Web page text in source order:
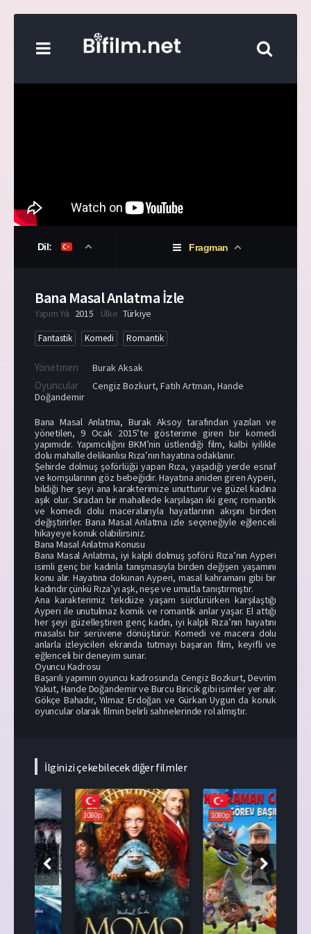
Dil: Fragman
Bana Masal Anlatma İzle
Yapım Yılı 2015 Ülke Türkiye
Fantastik Komedi Romantik
Yönetmen Burak Aksak
Oyuncular Cengiz Bozkurt, Fatih Artman, Hande
Doğandemir
Bana Masal Anlatma, Burak Aksoy tarafından yazılan ve
yönetilen, 9 Ocak 2015’te gösterime giren bir komedi
yapımıdır. Yapımcılığını BKM’nin üstlendiği film, kalbi iyilikle
dolu mahalle delikanlısı Rıza’nın hayatına odaklanır.
Şehirde dolmuş şoförlüğü yapan Rıza, yaşadığı yerde esnaf
ve komşularının göz bebeğidir. Hayatına aniden giren Ayperi,
bildiği her şeyi ana karakterimize unutturur ve güzel kadına
aşık olur. Sıradan bir mahallede karşılaşan iki genç romantik
ve komedi dolu maceralarıyla hayatlarının akışını birden
değiştirirler. Bana Masal Anlatma izle seçeneğiyle eğlenceli
hikayeye konuk olabilirsiniz.
Bana Masal Anlatma Konusu
Bana Masal Anlatma, iyi kalpli dolmuş şoförü Rıza’nın Ayperi
isimli genç bir kadınla tanışmasıyla birden değişen yaşamını
konu alır. Hayatına dokunan Ayperi, masal kahramanı gibi bir
kadındır çünkü Rıza’yı aşk, neşe ve umutla tanıştırmıştır.
Ana karakterimiz tekdüze yaşam sürdürürken karşılaştığı
Ayperi ile unutulmaz komik ve romantik anlar yaşar. El attığı
her şeyi güzelleştiren genç kadın, iyi kalpli Rıza’nın hayatını
masalsı bir serüvene dönüştürür. Komedi ve macera dolu
anlarla izleyicileri ekranda tutmayı başaran film, keyifli ve
eğlenceli bir deneyim sunar.
Oyuncu Kadrosu
Başarılı yapımın oyuncu kadrosunda Cengiz Bozkurt, Devrim
Yakut, Hande Doğandemir ve Burcu Biricik gibi isimler yer alır.
Gökçe Bahadır, Yılmaz Erdoğan ve Gürkan Uygun da konuk
oyuncular olarak filmin belirli sahnelerinde rol almıştır.
İlginizi çekebilecek diğer filmler
1080p 1080p